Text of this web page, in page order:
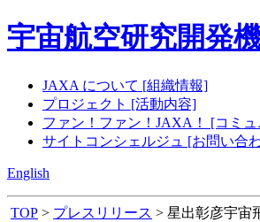
宇宙航空研究開発
JAXA について [組織情報]
プロジェクト [活動内容]
ファン！ファン！JAXA！ [コミ
サイトコンシェルジュ [お問い合
English
TOP > プレスリリース > 星出彰彦宇宙